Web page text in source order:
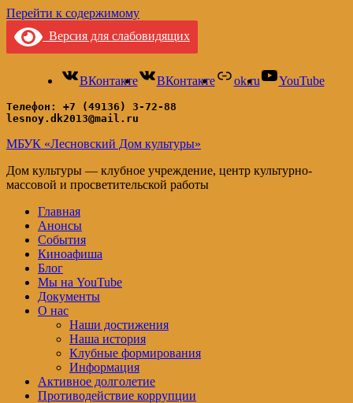
Перейти к содержимому
Версия для слабовидящих
ВКонтакте ВКонтакте ok.ru YouTube
Телефон: +7 (49136) 3-72-88
lesnoy.dk2013@mail.ru
МБУК «Лесновский Дом культуры»
Дом культуры — клубное учреждение, центр культурно-
массовой и просветительской работы
Главная
Анонсы
События
Киноафиша
Блог
Мы на YouTube
Документы
О нас
Наши достижения
Наша история
Клубные формирования
Информация
Активное долголетие
Противодействие коррупции